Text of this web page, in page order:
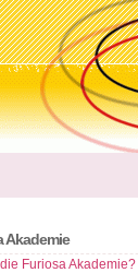
Akademie
Furiosa Akademie?